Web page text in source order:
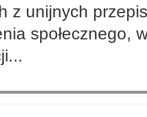
z unijnych
społecznego,